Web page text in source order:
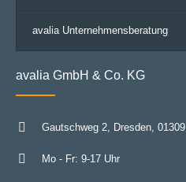
avalia Unternehmensberatung
avalia GmbH & Co. KG
Gautschweg 2 Dresden 01309
Mo - Fr: 9-17 Uhr